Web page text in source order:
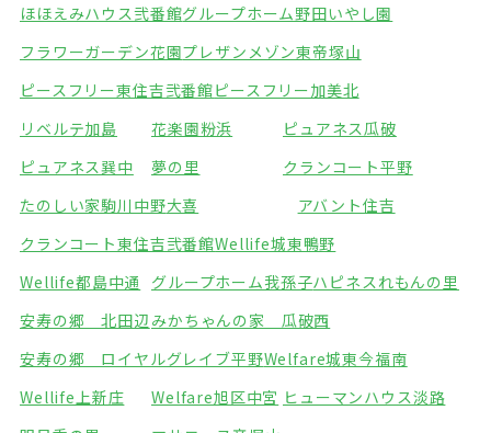
ほほえみハウス弐番館グループホーム野田いやし園
フラワーガーデン花園プレザンメゾン東帝塚山
ピースフリー東住吉弐番館ピースフリー加美北
リベルテ加島
花楽園粉浜
ピュアネス瓜破
ピュアネス巽中
夢の里
クランコート平野
たのしい家駒川中野大喜
アバント住吉
クランコート東住吉弐番館Wellife城東鴨野
Wellife都島中通
グループホーム我孫子ハピネスれもんの里
安寿の郷 北田辺 みかちゃんの家 瓜破西
安寿の郷 ロイヤルグレイブ平野Welfare城東今福南
Wellife上新庄
Welfare旭区中宮 ヒューマンハウス淡路